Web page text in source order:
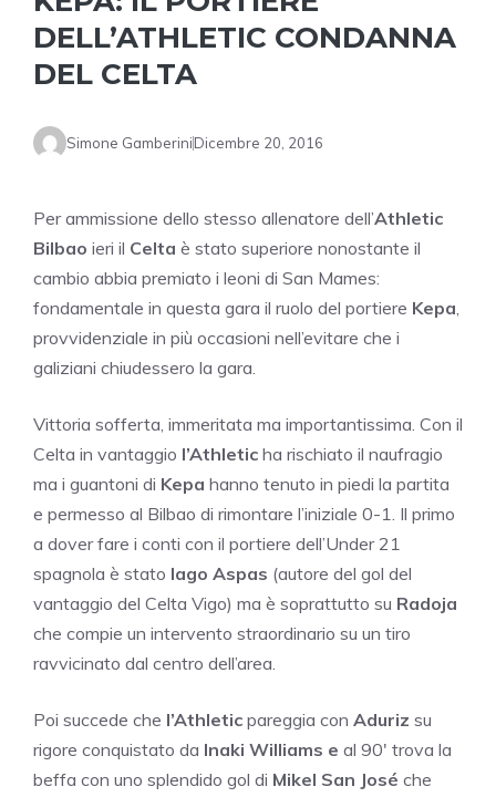
DELL’ATHLETIC CONDANNA
DEL CELTA
Simone GamberiniDicembre 20, 2016
Per ammissione dello stesso allenatore dell’Athletic
Bilbao ieri il Celta è stato superiore nonostante il
cambio abbia premiato i leoni di San Mames:
fondamentale in questa gara il ruolo del portiere Kepa,
provvidenziale in più occasioni nell’evitare che i
galiziani chiudessero la gara.
Vittoria sofferta, immeritata ma importantissima. Con il
Celta in vantaggio l’Athletic ha rischiato il naufragio
ma i guantoni di Kepa hanno tenuto in piedi la partita
e permesso al Bilbao di rimontare l’iniziale 0-1. Il primo
a dover fare i conti con il portiere dell’Under 21
spagnola è stato Iago Aspas (autore del gol del
vantaggio del Celta Vigo) ma è soprattutto su Radoja
che compie un intervento straordinario su un tiro
ravvicinato dal centro dell’area.
Poi succede che l’Athletic pareggia con Aduriz su
rigore conquistato da Inaki Williams e al 90′ trova la
beffa con uno splendido gol di Mikel San José che